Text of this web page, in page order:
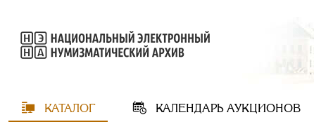
КАТАЛОГ КАЛЕНДАРЬАУКЦИОНОВ